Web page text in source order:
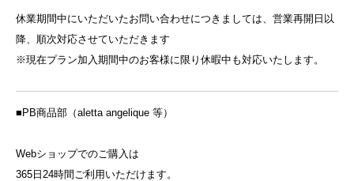
休業期間中にいただいたお問い合わせにつきましては、営業再開日以
降、順次対応させていただきます
※現在プラン加入期間中のお客様に限り休暇中も対応いたします。
■PB商品部（aletta angelique 等）
Webショップでのご購入は
365日24時間ご利用いただけます。